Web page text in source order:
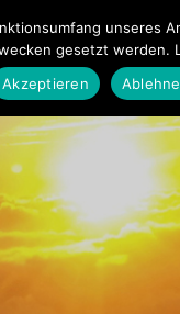
gesetzt werden.
Akzeptieren